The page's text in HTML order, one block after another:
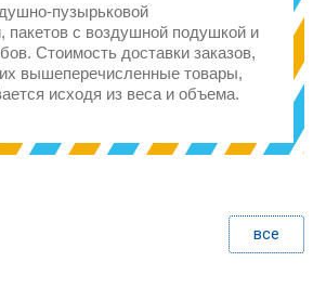
пузырьковой
пакетов с воздушной подушкой и
Стоимость доставки заказов,
вышеперечисленные товары,
исходя из веса и объема.
все